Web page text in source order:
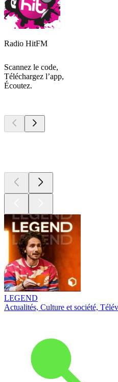
Radio HitFM
Scannez le code,
Téléchargez l’app,
Écoutez.
LEGEND
Actualités, Culture et société,